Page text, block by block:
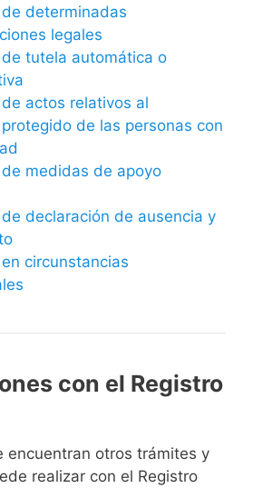
determinadas
legales
tutela automática o
actos relativos al
de las personas con
medidas de apoyo
declaración de ausencia y
circunstancias
con el Registro
encuentran otros trámites y
realizar con el Registro